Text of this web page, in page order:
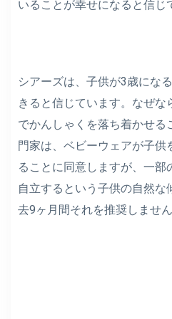
いることが幸せになると信じ
シアーズは、子供が3歳にな
きると信じています。なぜな
でかんしゃくを落ち着かせ
門家は、ベビーウェアが子供
ることに同意しますが、一部
自立するという子供の自然な
去9ヶ月間それを推奨しません